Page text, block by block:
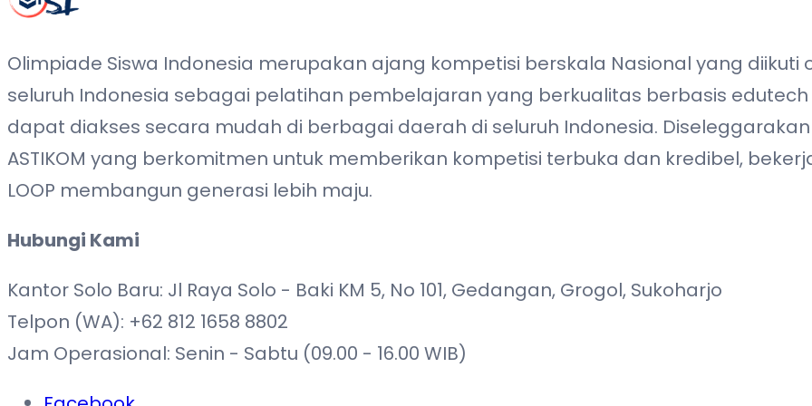
Olimpiade Siswa Indonesia merupakan ajang kompetisi berskala Nasional yang
seluruh Indonesia sebagai pelatihan pembelajaran yang berkualitas berbasis
dapat diakses secara mudah di berbagai daerah di seluruh Indonesia.
ASTIKOM yang berkomitmen untuk memberikan kompetisi terbuka dan kredibel,
LOOP membangun generasi lebih maju.
Hubungi Kami
Kantor Solo Baru: Jl Raya Solo - Baki KM 5, No 101, Gedangan, Grogol, Sukoharjo
Telpon (WA): +62 812 1658 8802
Jam Operasional: Senin - Sabtu (09.00 - 16.00 WIB)